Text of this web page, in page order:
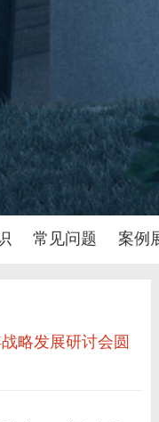
常见问题 案例
略发展研讨会圆